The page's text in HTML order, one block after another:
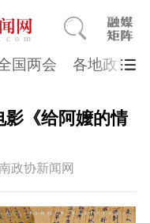
国两会 各地政协
《给阿嬤的情
政协新闻网